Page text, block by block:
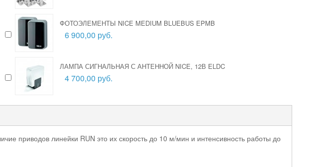
ФОТОЭЛЕМЕНТЫ NICE MEDIUM BLUEBUS EPMB
6 900,00 руб.
ЛАМПА СИГНАЛЬНАЯ С АНТЕННОЙ NICE, 12В ELDC
4 700,00 руб.
приводов линейки RUN это их скорость до 10 м/мин и интенсивность работы до